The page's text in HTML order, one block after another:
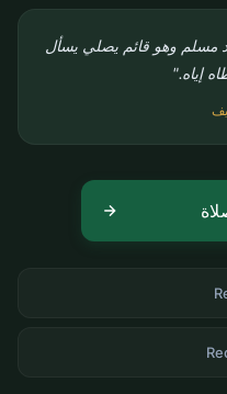
مسلم وهو قائم يصلي يسأل
إياه."